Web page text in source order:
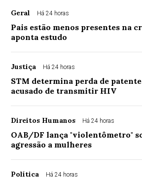
Geral Há 24 horas
Pais estão menos presentes na
aponta estudo
Justiça Há 24 horas
STM determina perda de
acusado de transmitir HIV
Direitos Humanos Há 24 horas
OAB/DF lança "violentômetro"
agressão a mulheres
Política Há 24 horas